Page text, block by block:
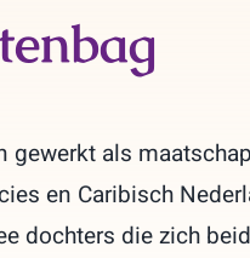
gewerkt als
en Caribisch
dochters die zich